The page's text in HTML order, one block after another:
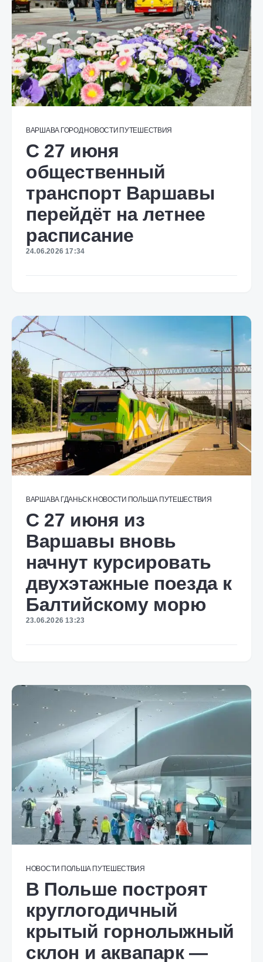
ВАРШАВА ГОРОД НОВОСТИ ПУТЕШЕСТВИЯ
С 27 июня
общественный
транспорт Варшавы
перейдёт на летнее
расписание
24.06.2026 17:34
ВАРШАВА ГДАНЬСК НОВОСТИ ПОЛЬША ПУТЕШЕСТВИЯ
С 27 июня из
Варшавы вновь
начнут курсировать
двухэтажные поезда к
Балтийскому морю
23.06.2026 13:23
НОВОСТИ ПОЛЬША ПУТЕШЕСТВИЯ
В Польше построят
круглогодичный
крытый горнолыжный
склон и аквапарк —